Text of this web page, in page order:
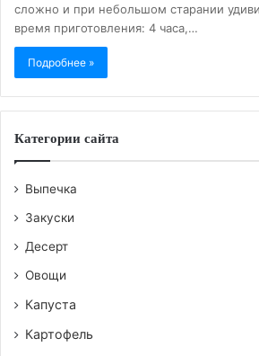
сложно и при небольшом старании
время приготовления: 4 часа,…
Подробнее »
Категории сайта
Выпечка
Закуски
Десерт
Овощи
Капуста
Картофель